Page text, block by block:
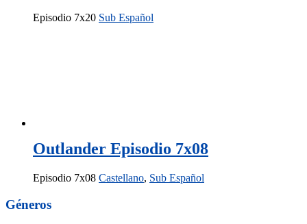
Episodio 7x20 Sub Español
Outlander Episodio 7x08
Episodio 7x08 Castellano, Sub Español
Géneros